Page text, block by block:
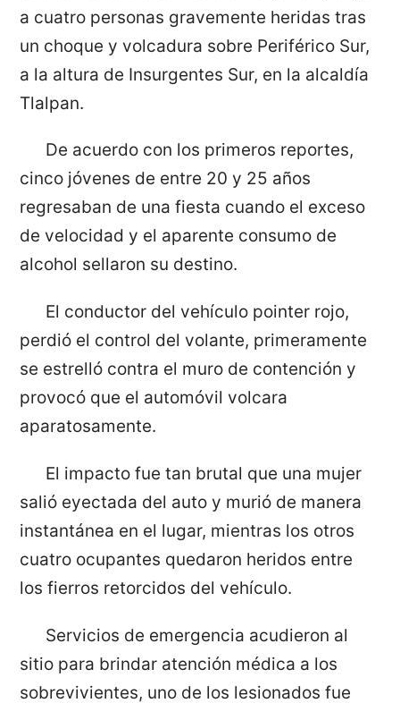
a cuatro personas gravemente heridas tras
un choque y volcadura sobre Periférico Sur,
a la altura de Insurgentes Sur, en la alcaldía
Tlalpan.
De acuerdo con los primeros reportes,
cinco jóvenes de entre 20 y 25 años
regresaban de una fiesta cuando el exceso
de velocidad y el aparente consumo de
alcohol sellaron su destino.
El conductor del vehículo pointer rojo,
perdió el control del volante, primeramente
se estrelló contra el muro de contención y
provocó que el automóvil volcara
aparatosamente.
El impacto fue tan brutal que una mujer
salió eyectada del auto y murió de manera
instantánea en el lugar, mientras los otros
cuatro ocupantes quedaron heridos entre
los fierros retorcidos del vehículo.
Servicios de emergencia acudieron al
sitio para brindar atención médica a los
sobrevivientes, uno de los lesionados fue